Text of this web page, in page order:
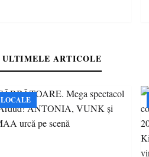
ULTIMELE ARTICOLE
LOCALE